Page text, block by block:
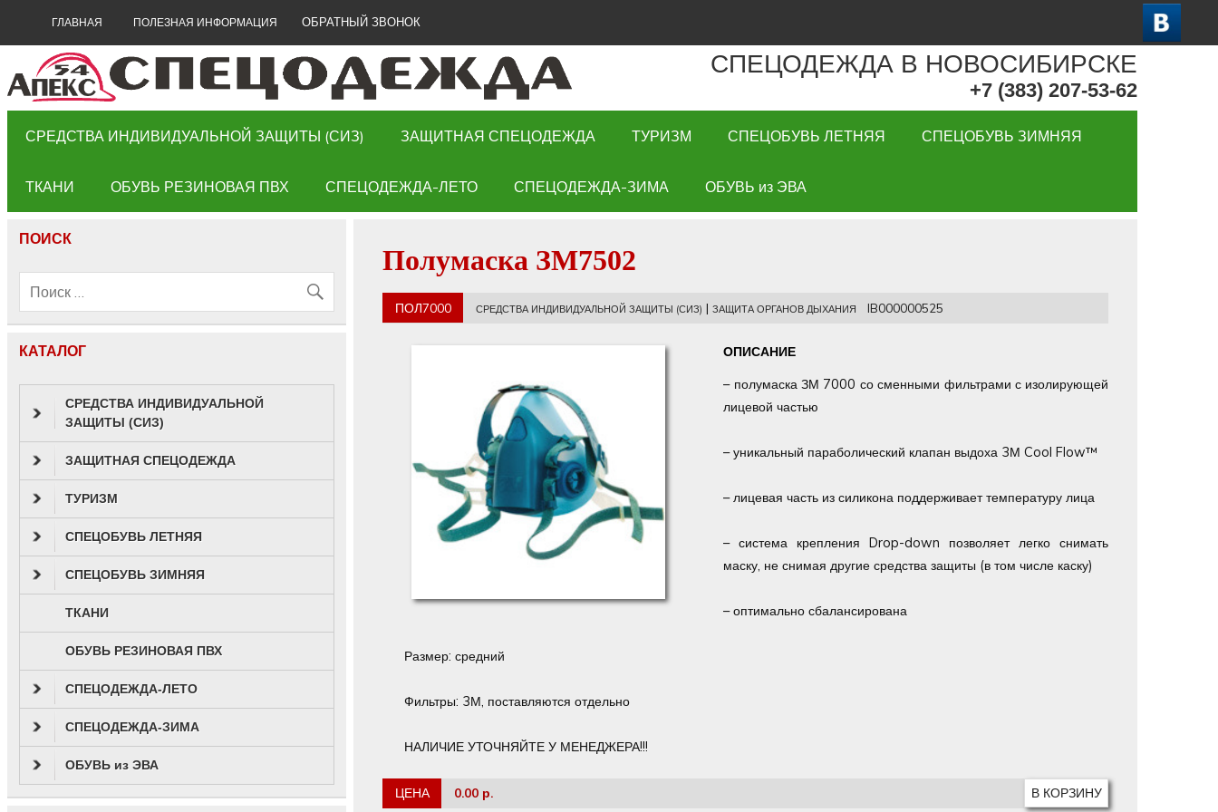
ГЛАВНАЯ ПОЛЕЗНАЯ ИНФОРМАЦИЯ ОБРАТНЫЙ ЗВОНОК
СПЕЦОДЕЖДА В НОВОСИБИРСКЕ
+7 (383) 207-53-62
СРЕДСТВА ИНДИВИДУАЛЬНОЙ ЗАЩИТЫ (СИЗ) ЗАЩИТНАЯ СПЕЦОДЕЖДА ТУРИЗМ СПЕЦОБУВЬ ЛЕТНЯЯ СПЕЦОБУВЬ ЗИМНЯЯ
ТКАНИ ОБУВЬ РЕЗИНОВАЯ ПВХ СПЕЦОДЕЖДА-ЛЕТО СПЕЦОДЕЖДА-ЗИМА ОБУВЬ из ЭВА
Полумаска ЗМ7502
ПОЛ7000 СРЕДСТВА ИНДИВИДУАЛЬНОЙ ЗАЩИТЫ (СИЗ) | ЗАЩИТА ОРГАНОВ ДЫХАНИЯ IB000000525
ОПИСАНИЕ
– полумаска ЗМ 7000 со сменными фильтрами с изолирующей
лицевой частью
– уникальный параболический клапан выдоха 3М Cool Flow™
– лицевая часть из силикона поддерживает температуру лица
– система крепления Drop-down позволяет легко снимать
маску, не снимая другие средства защиты (в том числе каску)
– оптимально сбалансирована
Размер: средний
Фильтры: 3М, поставляются отдельно
НАЛИЧИЕ УТОЧНЯЙТЕ У МЕНЕДЖЕРА!!!
ЦЕНА 0.00 р.
ПОИСК
КАТАЛОГ
СРЕДСТВА ИНДИВИДУАЛЬНОЙ
ЗАЩИТЫ (СИЗ)
ЗАЩИТНАЯ СПЕЦОДЕЖДА
ТУРИЗМ
СПЕЦОБУВЬ ЛЕТНЯЯ
СПЕЦОБУВЬ ЗИМНЯЯ
ТКАНИ
ОБУВЬ РЕЗИНОВАЯ ПВХ
СПЕЦОДЕЖДА-ЛЕТО
СПЕЦОДЕЖДА-ЗИМА
ОБУВЬ из ЭВА